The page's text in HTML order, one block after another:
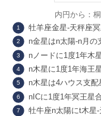
内円から：
牡羊座金星-天秤座
n金星はn太陽-n月の
nノードに1度1年木
n木星に1度1年海王
n木星は4ハウス支配
nICに1度1年冥王星
牡牛座n太陽にt木星-